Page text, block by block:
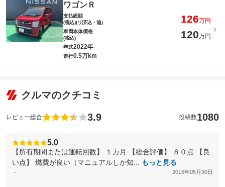
ワゴンＲ
支払総額
(税込)(リ済込・追)
126万円
車両本体価格
(税込)
120万円
年式2022年
走行0.5万km
クルマのクチコミ
レビュー総合 3.9 投稿数1080
5.0
【所有期間または運転回数】 １カ月 【総合評価】 ８０点 【良
い点】 燃費が良い（マニュアルしか知...
もっと見る
－ 2016年05月30日